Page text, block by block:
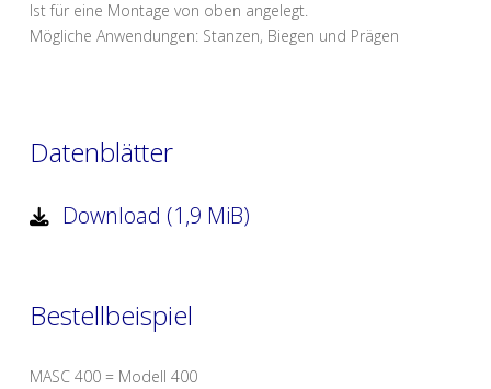
Ist für eine Montage von oben angelegt.
Mögliche Anwendungen: Stanzen, Biegen und Prägen
Datenblätter
Download (1,9 MiB)
Bestellbeispiel
MASC 400 = Modell 400